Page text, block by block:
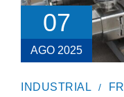
07
AGO 2025
INDUSTRIAL